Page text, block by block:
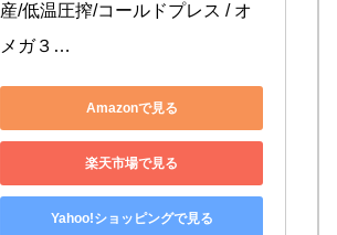
産/低温圧搾/コールドプレス / オ
メガ３…
Amazonで見る
楽天市場で見る
Yahoo!ショッピングで見る